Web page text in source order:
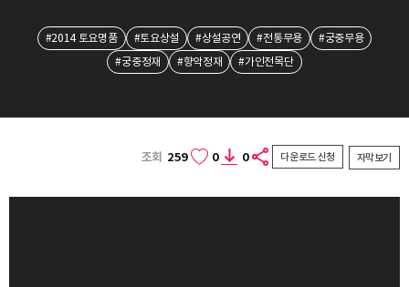
#2014 토요명품 #토요상설 #상설공연 #전통무용
#궁중무용
#궁중정재
#향악정재 #가인전목단
조회 259 0 0 다운로드 신청 자막보기